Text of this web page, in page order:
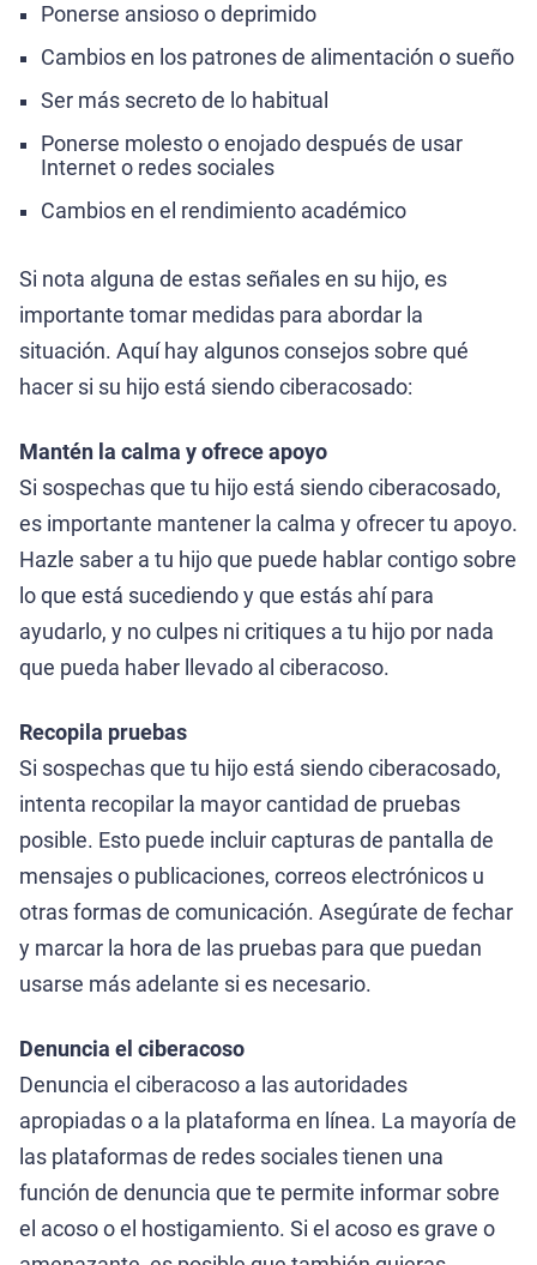
Ponerse ansioso o deprimido
Cambios en los patrones de alimentación o sueño
Ser más secreto de lo habitual
Ponerse molesto o enojado después de usar
Internet o redes sociales
Cambios en el rendimiento académico
Si nota alguna de estas señales en su hijo, es
importante tomar medidas para abordar la
situación. Aquí hay algunos consejos sobre qué
hacer si su hijo está siendo ciberacosado:
Mantén la calma y ofrece apoyo
Si sospechas que tu hijo está siendo ciberacosado,
es importante mantener la calma y ofrecer tu apoyo.
Hazle saber a tu hijo que puede hablar contigo sobre
lo que está sucediendo y que estás ahí para
ayudarlo, y no culpes ni critiques a tu hijo por nada
que pueda haber llevado al ciberacoso.
Recopila pruebas
Si sospechas que tu hijo está siendo ciberacosado,
intenta recopilar la mayor cantidad de pruebas
posible. Esto puede incluir capturas de pantalla de
mensajes o publicaciones, correos electrónicos u
otras formas de comunicación. Asegúrate de fechar
y marcar la hora de las pruebas para que puedan
usarse más adelante si es necesario.
Denuncia el ciberacoso
Denuncia el ciberacoso a las autoridades
apropiadas o a la plataforma en línea. La mayoría de
las plataformas de redes sociales tienen una
función de denuncia que te permite informar sobre
el acoso o el hostigamiento. Si el acoso es grave o